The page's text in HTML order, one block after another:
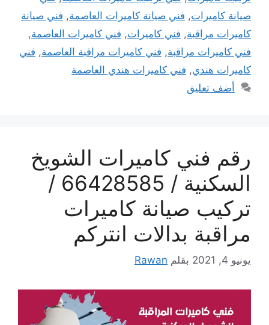
صيانة كاميرات, فني صيانة كاميرات العاصمة, فني صيانة
كاميرات مراقبة, فني كاميرات, فني كاميرات العاصمة,
فني كاميرات مراقبة, فني كاميرات مراقبة العاصمة, فني
كاميرات هندي, فني كاميرات هندي العاصمة
أضف تعليق
رقم فني كاميرات الشويخ
السكنية / 66428585 /
تركيب صيانة كاميرات
مراقبة بدالات انتركم
يونيو 4, 2021 بقلم Rawan